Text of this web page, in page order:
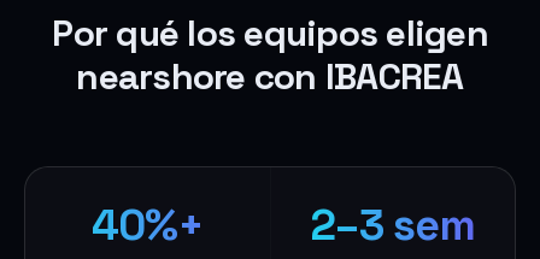
Por qué los equipos eligen
nearshore con IBACREA
40%+ 2–3 sem